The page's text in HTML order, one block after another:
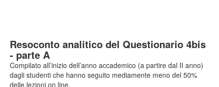
Resoconto analitico del Questionario 4bis
- parte A
Compilato all’inizio dell’anno accademico (a partire dal II anno)
dagli studenti che hanno seguito mediamente meno del 50%
delle lezioni on line.